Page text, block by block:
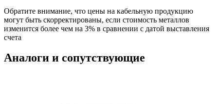
Обратите внимание, что цены на кабельную продукцию
могут быть скорректированы, если стоимость металлов
изменится более чем на 3% в сравнении с датой выставления
счета
Аналоги и сопутствующие